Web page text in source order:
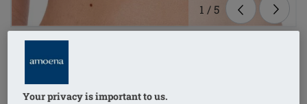
1 / 5
ZIP-ST-H universal cup
SEK849.00
Your privacy is important to us.